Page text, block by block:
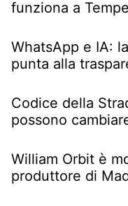
funziona a
WhatsApp e IA:
punta alla
Codice della
possono
William Orbit è
produttore di